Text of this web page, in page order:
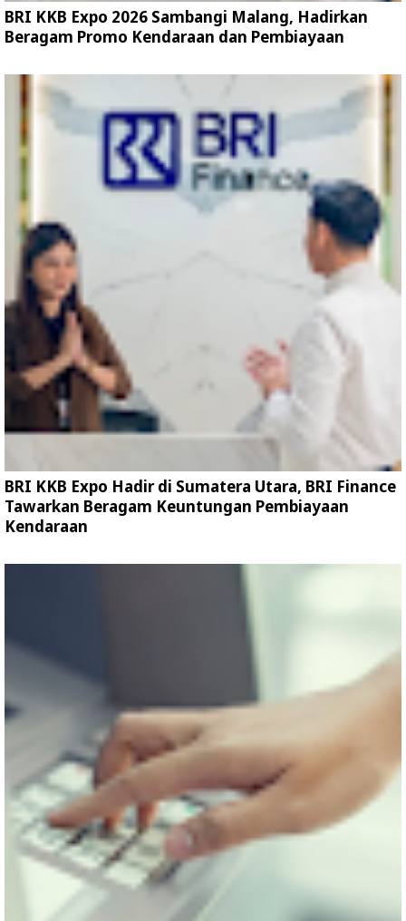
BRI KKB Expo 2026 Sambangi Malang, Hadirkan
Beragam Promo Kendaraan dan Pembiayaan
BRI KKB Expo Hadir di Sumatera Utara, BRI Finance
Tawarkan Beragam Keuntungan Pembiayaan
Kendaraan